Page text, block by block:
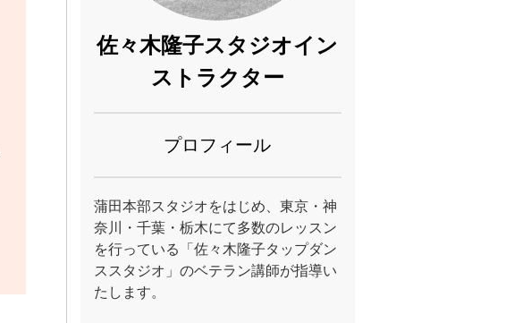
佐々木隆子スタジオイン
ストラクター
プロフィール
蒲田本部スタジオをはじめ、東京・神
奈川・千葉・栃木にて多数のレッスン
を行っている「佐々木隆子タップダン
ススタジオ」のベテラン講師が指導い
たします。